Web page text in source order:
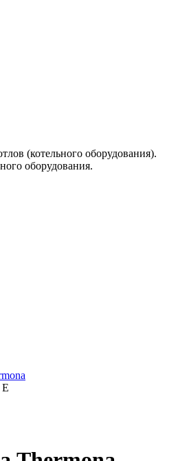
(котельного оборудования).
оборудования.